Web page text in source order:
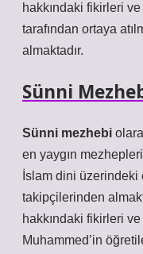
hakkındaki fikirleri
tarafından ortaya
almaktadır.
Sünni
Sünni mezhebi
en yaygın
İslam dini üzerindeki
takipçilerinden
hakkındaki fikirleri
Muhammed’in